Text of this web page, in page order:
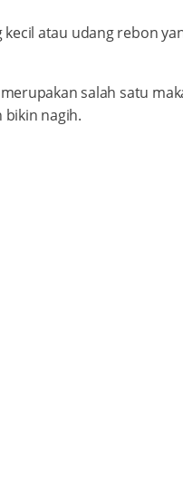
atau udang rebon
salah satu
bikin nagih.